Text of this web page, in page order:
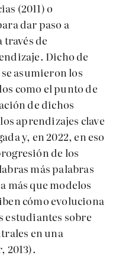
(2011) o
dar paso a
través de
Dicho de
asumieron los
como el punto de
de dichos
aprendizajes clave
y, en 2022, en eso
de los
más palabras
más que modelos
cómo evoluciona
estudiantes sobre
en una
2013).